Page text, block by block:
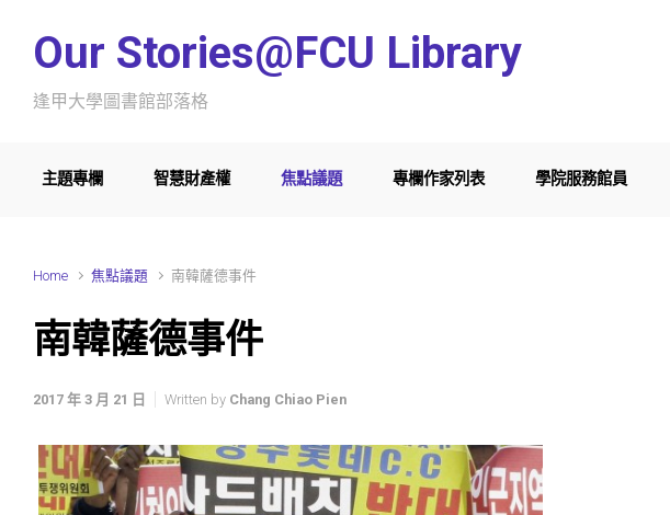
Our Stories@FCU Library
逢甲大學圖書館部落格
主題專欄 智慧財產權 焦點議題 專欄作家列表 學院服務館員
Home 焦點議題 南韓薩德事件
南韓薩德事件
2017 年 3 月 21 日 Written by Chang Chiao Pien